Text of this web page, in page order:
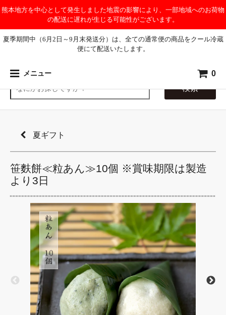
熊本地方を中心として発生しました地震の影響により、一部地域へのお荷物
の配送に遅れが生じる可能性がございます。
夏季期間中（6月2日～9月末発送分）は、全ての通常便の商品をクール冷蔵
便にて配送いたします。
メニュー
0
検索
夏ギフト
笹麩餅≪粒あん≫10個 ※賞味期限は製造
より3日